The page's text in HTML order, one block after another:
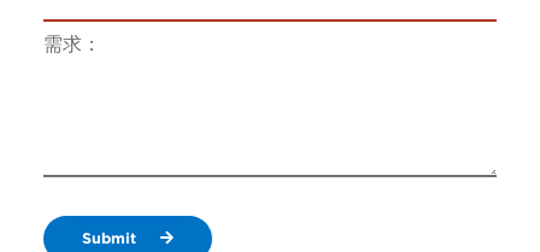
需求：
Submit